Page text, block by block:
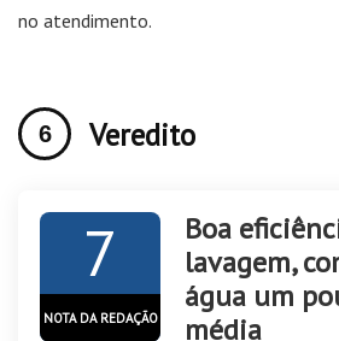
no atendimento.
Veredito
7
NOTA DA REDAÇÃO
Boa
lavagem,
água um
média